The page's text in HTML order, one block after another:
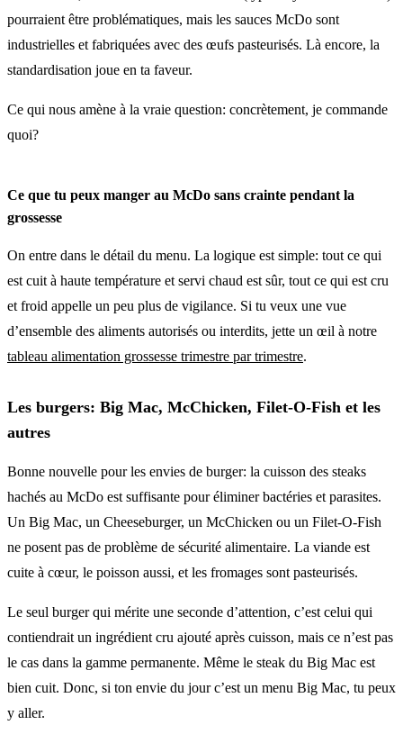
pourraient être problématiques, mais les sauces McDo sont
industrielles et fabriquées avec des œufs pasteurisés. Là encore, la
standardisation joue en ta faveur.
Ce qui nous amène à la vraie question: concrètement, je commande
quoi?
Ce que tu peux manger au McDo sans crainte pendant la
grossesse
On entre dans le détail du menu. La logique est simple: tout ce qui
est cuit à haute température et servi chaud est sûr, tout ce qui est cru
et froid appelle un peu plus de vigilance. Si tu veux une vue
d’ensemble des aliments autorisés ou interdits, jette un œil à notre
tableau alimentation grossesse trimestre par trimestre.
Les burgers: Big Mac, McChicken, Filet-O-Fish et les
autres
Bonne nouvelle pour les envies de burger: la cuisson des steaks
hachés au McDo est suffisante pour éliminer bactéries et parasites.
Un Big Mac, un Cheeseburger, un McChicken ou un Filet-O-Fish
ne posent pas de problème de sécurité alimentaire. La viande est
cuite à cœur, le poisson aussi, et les fromages sont pasteurisés.
Le seul burger qui mérite une seconde d’attention, c’est celui qui
contiendrait un ingrédient cru ajouté après cuisson, mais ce n’est pas
le cas dans la gamme permanente. Même le steak du Big Mac est
bien cuit. Donc, si ton envie du jour c’est un menu Big Mac, tu peux
y aller.